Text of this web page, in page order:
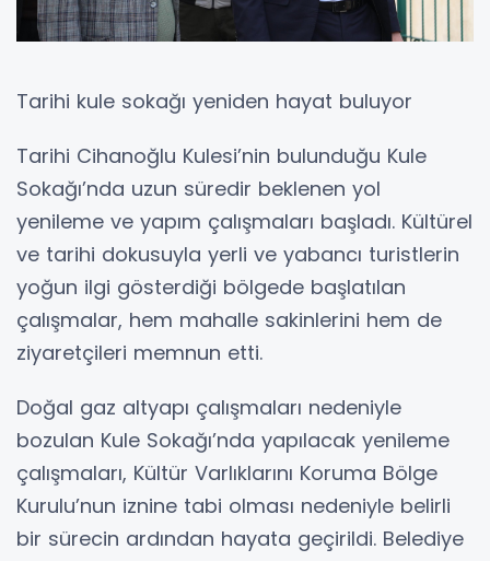
Tarihi kule sokağı yeniden hayat buluyor
Tarihi Cihanoğlu Kulesi’nin bulunduğu Kule
Sokağı’nda uzun süredir beklenen yol
yenileme ve yapım çalışmaları başladı. Kültürel
ve tarihi dokusuyla yerli ve yabancı turistlerin
yoğun ilgi gösterdiği bölgede başlatılan
çalışmalar, hem mahalle sakinlerini hem de
ziyaretçileri memnun etti.
Doğal gaz altyapı çalışmaları nedeniyle
bozulan Kule Sokağı’nda yapılacak yenileme
çalışmaları, Kültür Varlıklarını Koruma Bölge
Kurulu’nun iznine tabi olması nedeniyle belirli
bir sürecin ardından hayata geçirildi. Belediye